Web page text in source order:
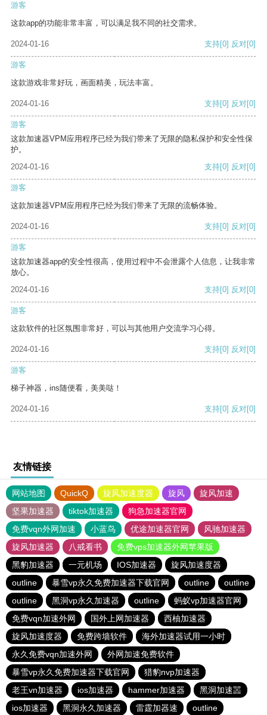
游客
这款app的功能非常丰富，可以满足我不同的社交需求。
2024-01-16 支持[0] 反对[0]
游客
这款游戏非常好玩，画面精美，玩法丰富。
2024-01-16 支持[0] 反对[0]
游客
这款加速器VPM应用程序已经为我们带来了无限的隐私保护和安全性保
护。
2024-01-16
支持[0] 反对[0]
游客
这款加速器VPM应用程序已经为我们带来了无限的流畅体验。
2024-01-16 支持[0] 反对[0]
游客
这款加速器app的安全性很高，使用过程中不会泄露个人信息，让我非常
放心。
2024-01-16
支持[0] 反对[0]
游客
这款软件的社区氛围非常好，可以与其他用户交流学习心得。
2024-01-16 支持[0] 反对[0]
游客
梯子神器，ins随便看，美美哒！
2024-01-16 支持[0] 反对[0]
友情链接
网站地图 QuickQ 旋风加速度器 旋风
旋风加速
坚果加速器
tiktok加速器
狗急加速器官网
免费vqn外网加速
小蓝鸟 优途加速器官网
风驰加速器
旋风加速器
八戒看书
免费vps加速器外网苹果版
黑豹加速器
一元机场 IOS加速器
旋风加速度器
outline
暴雪vp永久免费加速器下载官网 outline
outline
outline
黑洞vp永久加速器 outline
蚂蚁vp加速器官网
免费vqn加速外网
国外上网加速器
西柚加速器
旋风加速度器
免费跨墙软件
海外加速器试用一小时
永久免费vqn加速外网
外网加速免费软件
暴雪vp永久免费加速器下载官网
猎豹nvp加速器
老王vn加速器
ios加速器 hammer加速器
黑洞加速噐
ios加速器
黑洞永久加速器 雷霆加器速 outline